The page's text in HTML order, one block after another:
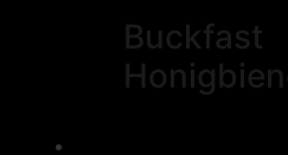
Buckfast